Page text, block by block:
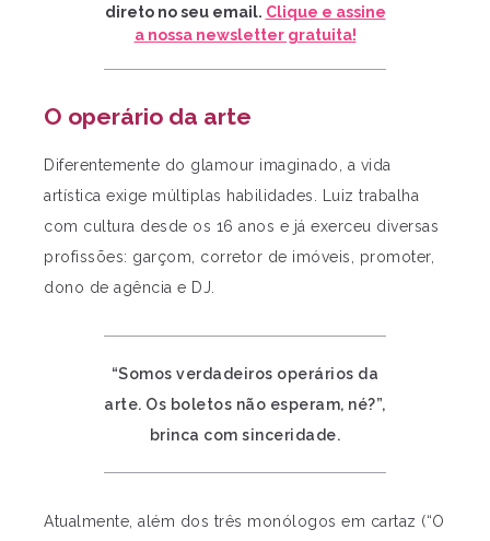
direto no seu email. Clique e assine
a nossa newsletter gratuita!
O operário da arte
Diferentemente do glamour imaginado, a vida
artística exige múltiplas habilidades. Luiz trabalha
com cultura desde os 16 anos e já exerceu diversas
profissões: garçom, corretor de imóveis, promoter,
dono de agência e DJ.
“Somos verdadeiros operários da
arte. Os boletos não esperam, né?”,
brinca com sinceridade.
Atualmente, além dos três monólogos em cartaz (“O